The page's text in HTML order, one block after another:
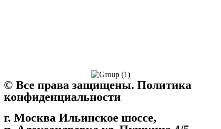
©️ Все права защищены. Политика
конфиденциальности
г. Москва Ильинское шоссе,